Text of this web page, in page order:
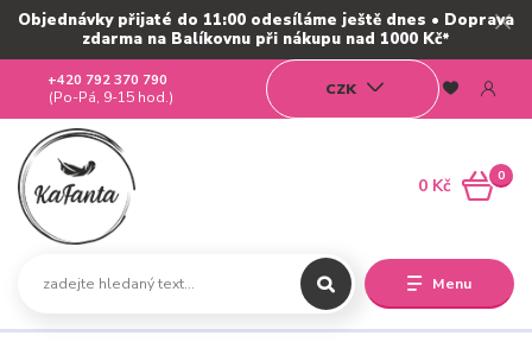
Objednávky přijaté do 11:00 odesíláme ještě dnes • Doprava
zdarma na Balíkovnu při nákupu nad 1000 Kč*
Menu
CZK
+420 792 370 790
(Po-Pá, 9-15 hod.)
0
0 Kč